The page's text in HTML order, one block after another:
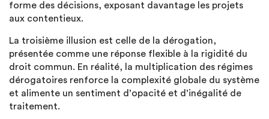
forme des décisions, exposant davantage les projets
aux contentieux.
La troisième illusion est celle de la dérogation,
présentée comme une réponse flexible à la rigidité du
droit commun. En réalité, la multiplication des régimes
dérogatoires renforce la complexité globale du système
et alimente un sentiment d’opacité et d’inégalité de
traitement.